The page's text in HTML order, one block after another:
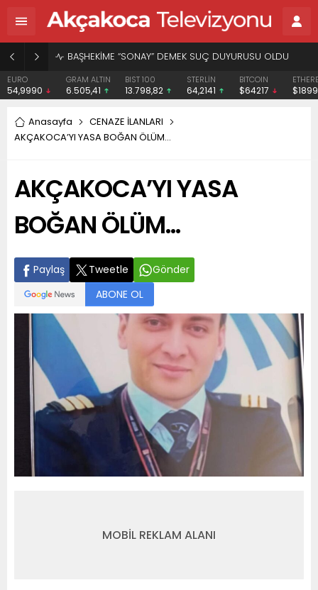
BAŞHEKİME “SONAY” DEMEK SUÇ DUYURUSU OLDU
EURO
54,9990
GRAM ALTIN
6.505,41
BIST 100
13.798,82
STERLİN
64,2141
BITCOIN
$64217
Anasayfa
CENAZE İLANLARI
AKÇAKOCA’YI YASA BOĞAN ÖLÜM…
AKÇAKOCA’YI YASA
BOĞAN ÖLÜM…
Paylaş Tweetle
Gönder
ABONE OL
MOBİL REKLAM ALANI